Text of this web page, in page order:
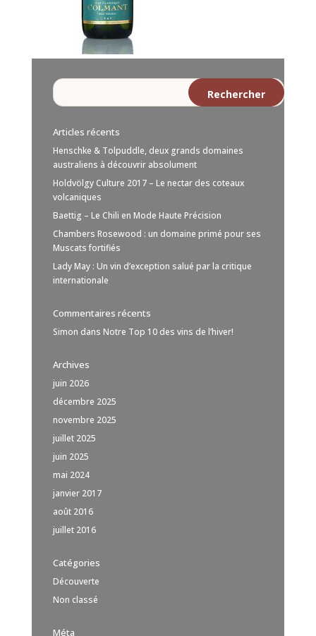
Articles récents
Henschke & Tolpuddle, deux grands domaines
australiens à découvrir absolument
Holdvölgy Culture 2017 – Le nectar des coteaux
volcaniques
Baettig – Le Chili en Mode Haute Précision
Chambers Rosewood : un domaine primé pour ses
Muscats fortifiés
Lady May : Un vin d’exception salué par la critique
internationale
Commentaires récents
Simon dans Notre Top 10 des vins de l’hiver!
Archives
juin 2026
décembre 2025
novembre 2025
juillet 2025
juin 2025
mai 2024
janvier 2017
août 2016
juillet 2016
Catégories
Découverte
Non classé
Méta